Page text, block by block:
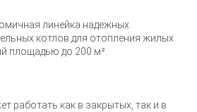
линейка надежных
котлов для отопления жилых
площадью до 200 м².
работать как в закрытых, так и в